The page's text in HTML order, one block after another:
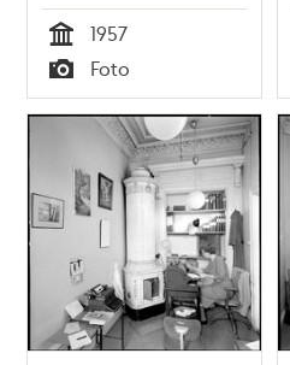
Tid
1957
Typ
Foto